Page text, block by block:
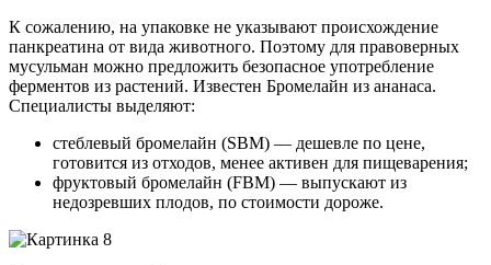
К сожалению, на упаковке не указывают происхождение
панкреатина от вида животного. Поэтому для правоверных
мусульман можно предложить безопасное употребление
ферментов из растений. Известен Бромелайн из ананаса.
Специалисты выделяют:
стеблевый бромелайн (SBM) — дешевле по цене,
готовится из отходов, менее активен для пищеварения;
фруктовый бромелайн (FBM) — выпускают из
недозревших плодов, по стоимости дороже.